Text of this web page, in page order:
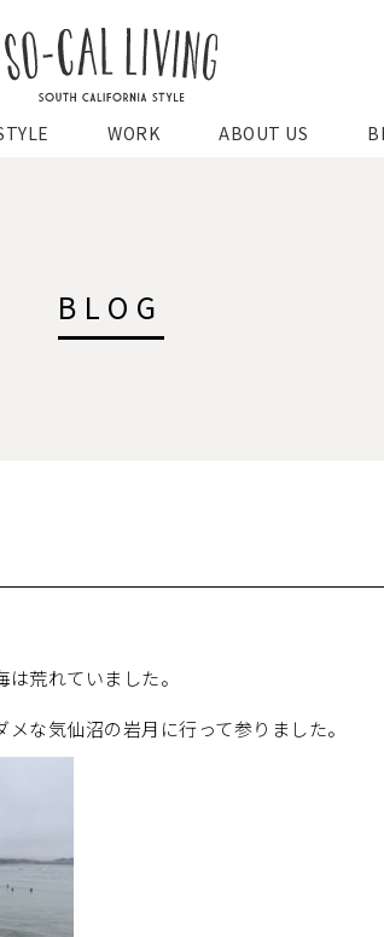
SO-CAL
WORK ABOUT US
BLOG
荒れていました。
な気仙沼の岩月に行って参りました。